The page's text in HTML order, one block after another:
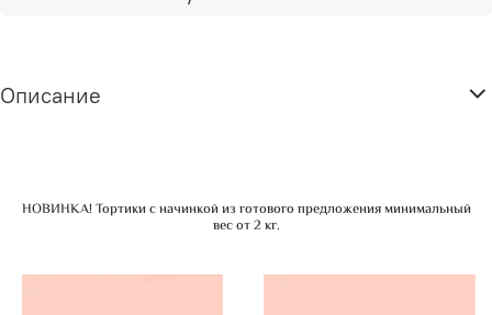
Описание
НОВИНКА! Тортики с начинкой из готового предложения минимальный
вес от 2 кг.